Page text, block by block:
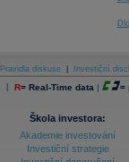
Pravidla diskuse Investiční
| R= Real-Time data | =
Škola investora:
Akademie investování
Investiční strategie